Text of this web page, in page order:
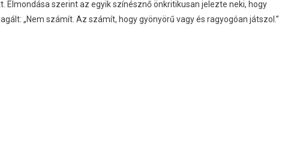
Elmondása szerint az egyik színésznő önkritikusan jelezte neki, hogy
„Nem számít. Az számít, hogy gyönyörű vagy és ragyogóan játszol.”